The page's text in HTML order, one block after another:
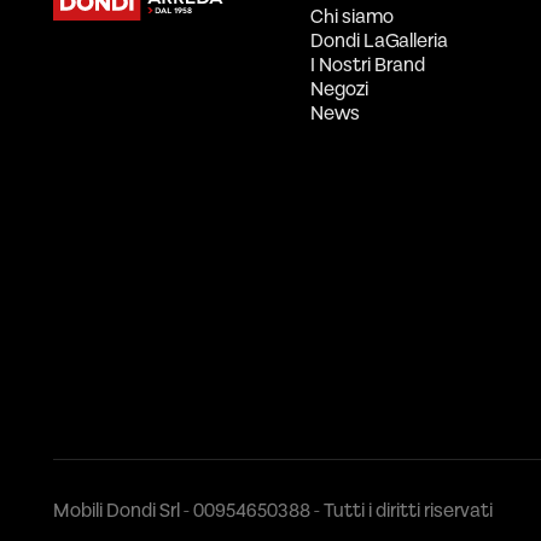
Chi siamo
Dondi LaGalleria
I Nostri Brand
Negozi
News
Mobili Dondi Srl - 00954650388 - Tutti i diritti riservati